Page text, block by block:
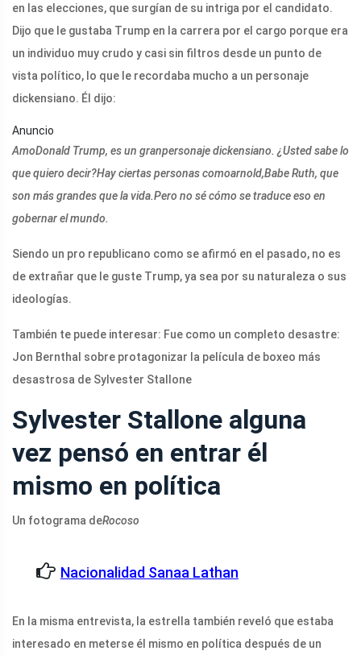
en las elecciones, que surgían de su intriga por el candidato.
Dijo que le gustaba Trump en la carrera por el cargo porque era
un individuo muy crudo y casi sin filtros desde un punto de
vista político, lo que le recordaba mucho a un personaje
dickensiano. Él dijo:
Anuncio
AmoDonald Trump, es un granpersonaje dickensiano. ¿Usted sabe lo
que quiero decir?Hay ciertas personas comoarnold,Babe Ruth, que
son más grandes que la vida.Pero no sé cómo se traduce eso en
gobernar el mundo.
Siendo un pro republicano como se afirmó en el pasado, no es
de extrañar que le guste Trump, ya sea por su naturaleza o sus
ideologías.
También te puede interesar: Fue como un completo desastre:
Jon Bernthal sobre protagonizar la película de boxeo más
desastrosa de Sylvester Stallone
Sylvester Stallone alguna
vez pensó en entrar él
mismo en política
Un fotograma deRocoso
Nacionalidad Sanaa Lathan
En la misma entrevista, la estrella también reveló que estaba
interesado en meterse él mismo en política después de un